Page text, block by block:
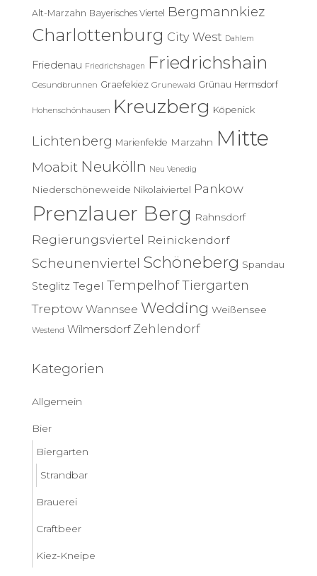
a
c
:
Alt-Marzahn Bayerisches Viertel Bergmannkiez
Charlottenburg City West Dahlem
Friedenau Friedrichshagen Friedrichshain
Gesundbrunnen Graefekiez Grunewald Grünau Hermsdorf
Hohenschönhausen Kreuzberg Köpenick
Lichtenberg Marienfelde Marzahn Mitte
Moabit Neukölln Neu Venedig
Niederschöneweide Nikolaiviertel Pankow
Prenzlauer Berg Rahnsdorf
Regierungsviertel Reinickendorf
Scheunenviertel Schöneberg Spandau
Steglitz Tegel TempelhofTiergarten
Treptow Wannsee Wedding Weißensee
Westend Wilmersdorf Zehlendorf
Kategorien
Allgemein
Bier
Biergarten
Strandbar
Brauerei
Craftbeer
Kiez-Kneipe